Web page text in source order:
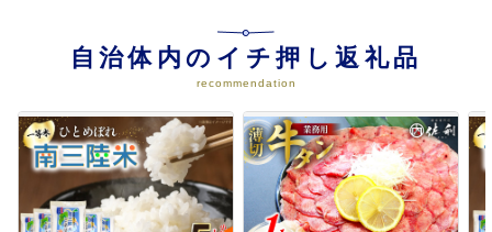
自治体内のイチ押し返礼品
recommendation